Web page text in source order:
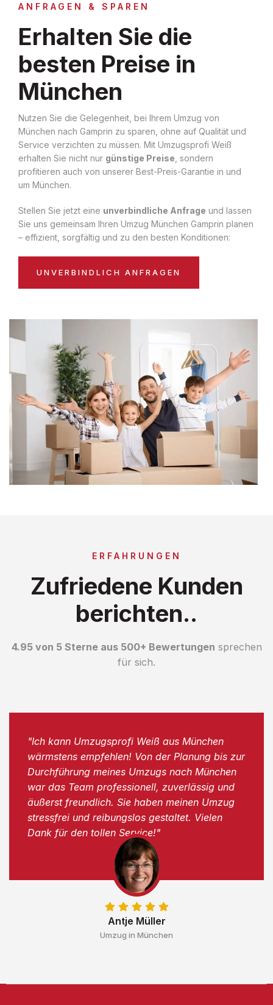
ANFRAGEN & SPAREN
Erhalten Sie die
besten Preise in
München
Nutzen Sie die Gelegenheit, bei Ihrem Umzug von
München nach Gamprin zu sparen, ohne auf Qualität und
Service verzichten zu müssen. Mit Umzugsprofi Weiß
erhalten Sie nicht nur günstige Preise , sondern
profitieren auch von unserer Best-Preis-Garantie in und
um München.
Stellen Sie jetzt eine unverbindliche Anfrage und lassen
Sie uns gemeinsam Ihren Umzug München Gamprin planen
– effizient, sorgfältig und zu den besten Konditionen:
UNVERBINDLICH ANFRAGEN
ERFAHRUNGEN
Zufriedene Kunden
berichten..
4.95 von 5 Sterne aus 500+ Bewertungen sprechen
für sich.
Antje Müller
Umzug in München
"Ich kann Umzugsprofi Weiß aus München
wärmstens empfehlen! Von der Planung bis zur
Durchführung meines Umzugs nach München
war das Team professionell, zuverlässig und
äußerst freundlich. Sie haben meinen Umzug
stressfrei und reibungslos gestaltet. Vielen
Dank für den tollen Service!"